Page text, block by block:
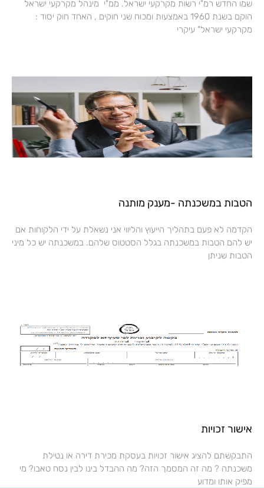
שמו החדש רמ"י רשות מקרקעי ישראל. ממ"י מינהל מקרקעי ישראל
הוקם בשנת 1960 באמצעות ומכוח שני חוקים , האחד חוק יסוד :
מקרקעי ישראל" עיקרי
הטבות במשכנתה -מענק מותנה
הקדמה לא פעם בתהליך הייעוץ והליווי אני נשאלת על ידי הלקוחות אם
יש להם הטבות במשכנתה בגלל הסטטוס שלהם. במשכנתה יש כל מיני
הטבות שניתן
אישור זכויות
התבקשתם להציג אישור זכויות בעסקת מכירת דירה או נטילת
משכנתה ? מה זה המסמך הזה? מה ההבדל בינו לבין נסח טאבו? מי
מפיק אותו ומדוע